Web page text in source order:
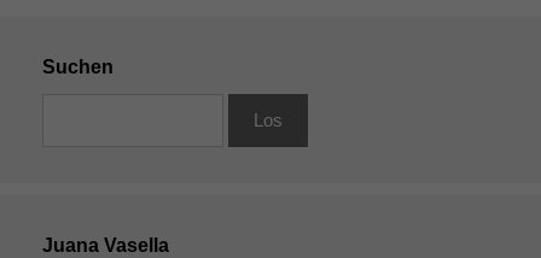
Suchen
Juana Vasella